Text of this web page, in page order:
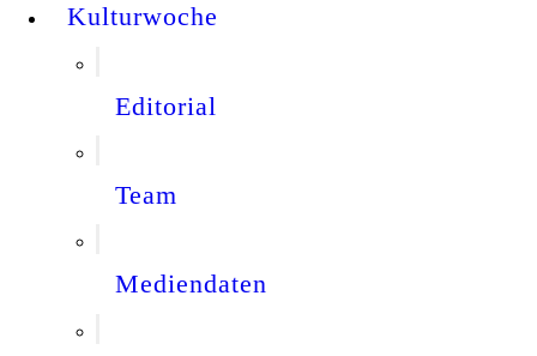
Kulturwoche
Editorial
Team
Mediendaten